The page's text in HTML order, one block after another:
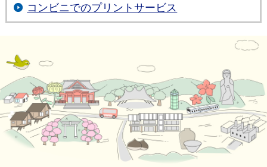
コンビニでのプリントサービス